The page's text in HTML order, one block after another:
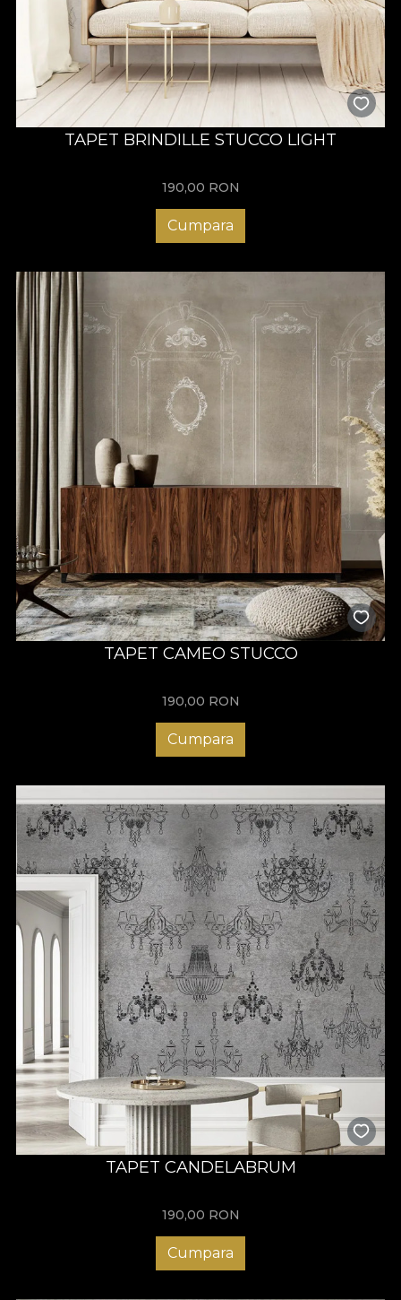
TAPET BRINDILLE STUCCO LIGHT
190,00 RON
Cumpara
TAPET CAMEO STUCCO
190,00 RON
Cumpara
TAPET CANDELABRUM
190,00 RON
Cumpara